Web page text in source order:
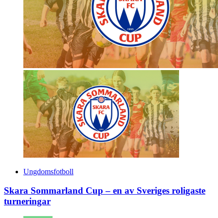
Ungdomsfotboll
Skara Sommarland Cup – en av Sveriges roligaste
turneringar